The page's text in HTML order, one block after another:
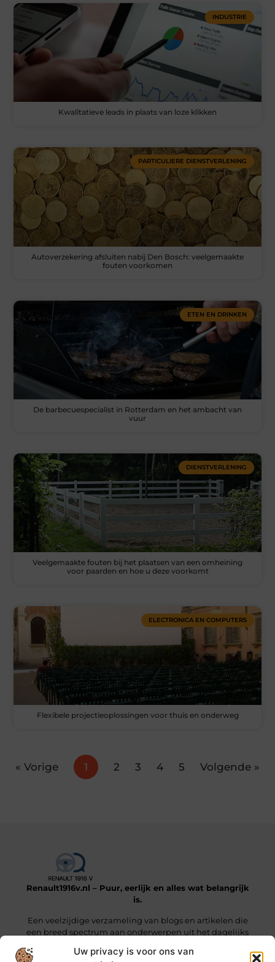
Uw privacy is voor ons van
INDUSTRIE
Kwalitatieve leads in plaats van loze klikken
PARTICULIERE DIENSTVERLENING
Autoverzekering afsluiten nabij Den Bosch: veelgemaakte
fouten voorkomen
ETEN EN DRINKEN
De barbecuespecialist in Rotterdam en het ambacht van
vuur
DIENSTVERLENING
Veelgemaakte fouten bij het plaatsen van een omheining
voor paarden en hoe u deze voorkomt
ELECTRONICA EN COMPUTERS
Flexibele projectieoplossingen voor thuis en onderweg
« Vorige 1 2 3 4 5 Volgende »
Renault1916v.nl – Puur, eerlijk en alles wat belangrijk
is.
Een veelzijdige verzameling van blogs en artikelen die
een breed spectrum aan onderwerpen uit het dagelijks